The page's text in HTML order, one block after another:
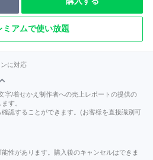
ミアムで使い放題
に対応
字/着せかえ制作者への売上レポートの提供の
す。
認することができます。(お客様を直接識別可
性があります。購入後のキャンセルはできま